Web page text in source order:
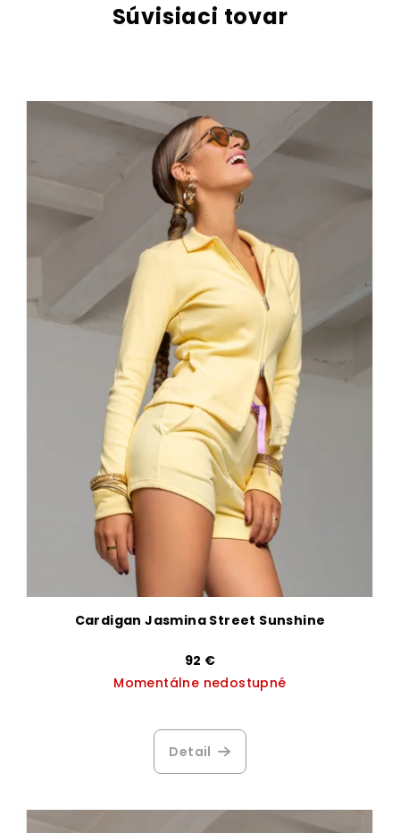
Súvisiaci tovar
Cardigan Jasmina Street Sunshine
92 €
Momentálne nedostupné
hodnotenie
produktu
Detail